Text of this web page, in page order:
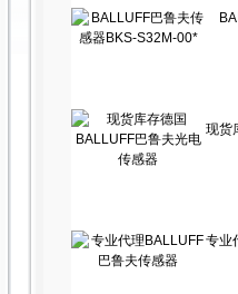
现货
专业